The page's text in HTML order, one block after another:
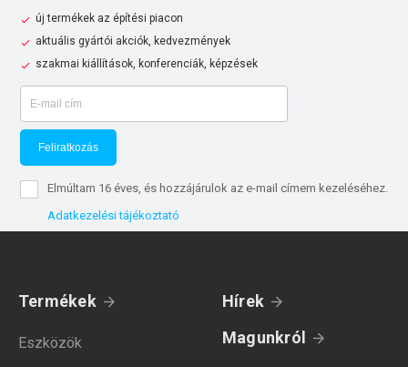
új termékek az építési piacon
aktuális gyártói akciók, kedvezmények
szakmai kiállítások, konferenciák, képzések
Feliratkozás
Elmúltam 16 éves, és hozzájárulok az e-mail címem kezeléséhez.
Adatkezelési tájékoztató
Termékek
Eszközök
Hírek
Magunkról